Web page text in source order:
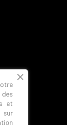
et